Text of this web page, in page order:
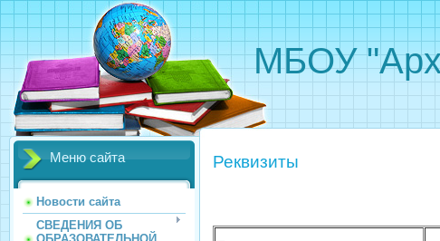
МБОУ
Меню сайта
Новости сайта
СВЕДЕНИЯ ОБ
Реквизиты